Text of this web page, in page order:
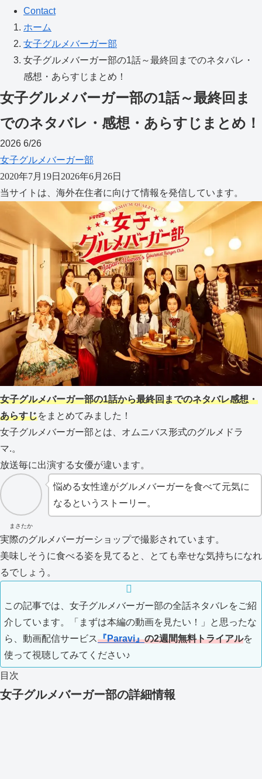
Contact
ホーム
女子グルメバーガー部
女子グルメバーガー部の1話～最終回までのネタバレ・
感想・あらすじまとめ！
女子グルメバーガー部の1話～最終回ま
でのネタバレ・感想・あらすじまとめ！
2026 6/26
女子グルメバーガー部
2020年7月19日 2026年6月26日
当サイトは、海外在住者に向けて情報を発信しています。
女子グルメバーガー部の1話から最終回までのネタバレ感想・
あらすじをまとめてみました！
女子グルメバーガー部とは、オムニバス形式のグルメドラ
マ.。
放送毎に出演する女優が違います。
まさたか
悩める女性達がグルメバーガーを食べて元気に
なるというストーリー。
実際のグルメバーガーショップで撮影されています。
美味しそうに食べる姿を見てると、とても幸せな気持ちになれ
るでしょう。
この記事では、女子グルメバーガー部の全話ネタバレをご紹
介しています。「まずは本編の動画を見たい！」と思ったな
ら、動画配信サービス『Paravi』の2週間無料トライアルを
使って視聴してみてください♪
目次
女子グルメバーガー部の詳細情報